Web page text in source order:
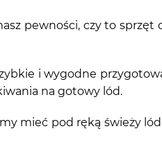
pewności, czy to
i wygodne
na gotowy lód.
mieć pod ręką świeży